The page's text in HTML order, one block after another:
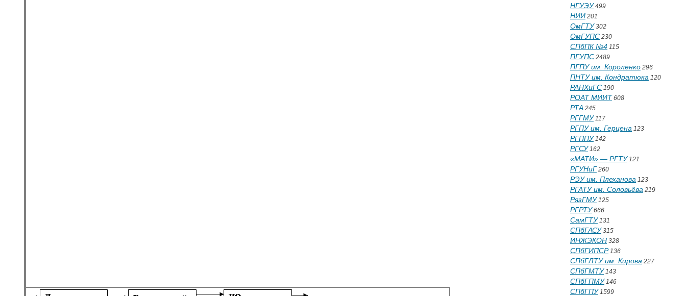
НГУЭУ499
НИИ 201
ОмГТУ302
ОмГУПС 230
СПбПК №4 115
ПГУПС 2489
ПГПУ им. Короленко 296
ПНТУ им. Кондратюка 120
РАНХиГС 190
РОАТ МИИТ 608
РТА 245
РГГМУ117
РГПУ им. Герцена 123
РГППУ142
РГСУ162
«МАТИ» — РГТУ121
РГУНиГ 260
РЭУ им. Плеханова 123
РГАТУ им. Соловьёва 219
РязГМУ125
РГРТУ666
СамГТУ131
СПбГАСУ315
ИНЖЭКОН 328
СПбГИПСР136
СПбГЛТУ им. Кирова 227
СПбГМТУ143
СПбГПМУ146
СПбГПУ1599